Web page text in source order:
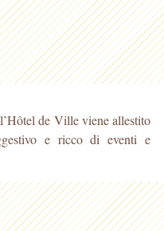
de Ville viene allestito
e ricco di eventi e